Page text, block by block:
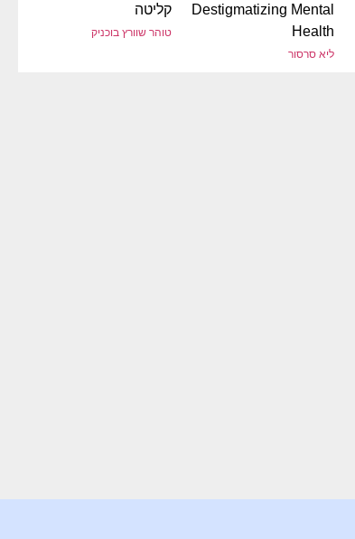
Destigmatizing Mental
Health
ליא סרסור
קליטה
טוהר שוורץ בוכניק